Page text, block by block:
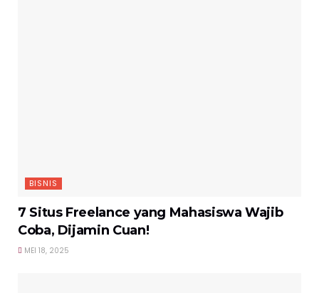
BISNIS
7 Situs Freelance yang Mahasiswa Wajib
Coba, Dijamin Cuan!
MEI 18, 2025